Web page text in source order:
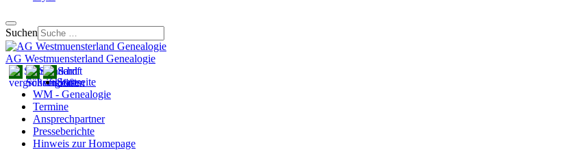
Suchen
AG Westmuensterland Genealogie
Startseite
WM - Genealogie
Termine
Ansprechpartner
Presseberichte
Hinweis zur Homepage